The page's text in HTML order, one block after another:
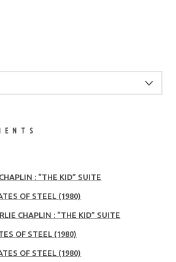
: “THE KID” SUITE
OF STEEL (1980)
CHAPLIN : “THE KID” SUITE
OF STEEL (1980)
OF STEEL (1980)